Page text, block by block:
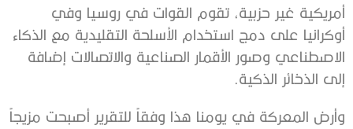
أمريكية غير حزبية، تقوم القوات في روسيا وفي
أوكرانيا على دمج استخدام الأسلحة التقليدية مع الذكاء
الاصطناعي وصور الأقمار الصناعية والاتصالات إضافة
إلى الذخائر الذكية.
وأرض المعركة في يومنا هذا وفقاً للتقرير أصبحت مزيجاً